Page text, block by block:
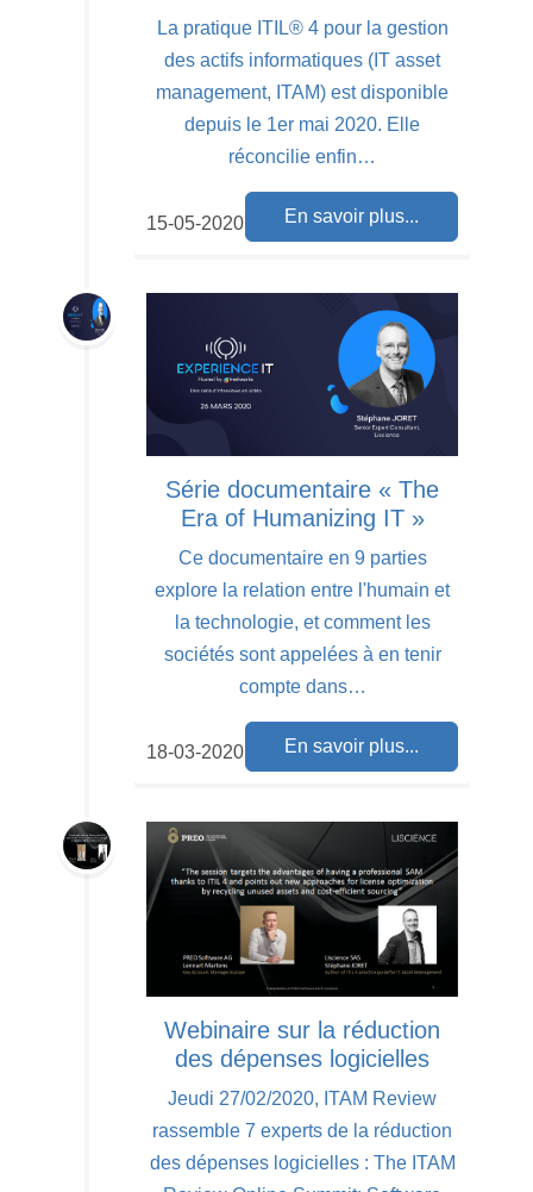
La pratique ITIL® 4 pour la gestion
des actifs informatiques (IT asset
management, ITAM) est disponible
depuis le 1er mai 2020. Elle
réconcilie enfin…
En savoir plus...
15-05-2020
Série documentaire « The
Era of Humanizing IT »
Ce documentaire en 9 parties
explore la relation entre l'humain et
la technologie, et comment les
sociétés sont appelées à en tenir
compte dans…
En savoir plus...
18-03-2020
Webinaire sur la réduction
des dépenses logicielles
Jeudi 27/02/2020, ITAM Review
rassemble 7 experts de la réduction
des dépenses logicielles : The ITAM